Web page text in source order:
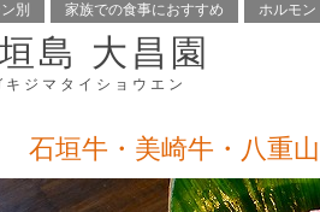
別 家族での食事におすすめ ホルモン
島 大昌園
ジマタイショウエン
石垣牛・美崎牛・八重